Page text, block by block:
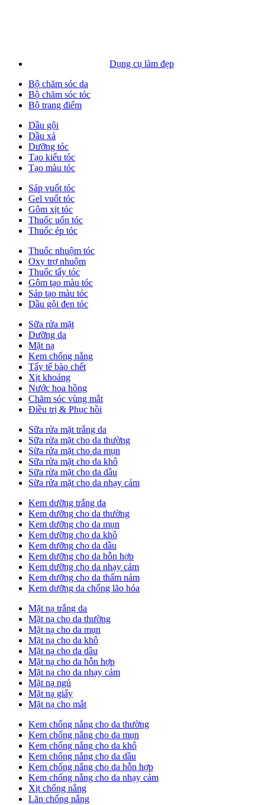
Dụng cụ làm đẹp
Bộ chăm sóc da
Bộ chăm sóc tóc
Bộ trang điểm
Dầu gội
Dầu xả
Dưỡng tóc
Tạo kiểu tóc
Tạo màu tóc
Sáp vuốt tóc
Gel vuốt tóc
Gôm xịt tóc
Thuốc uốn tóc
Thuốc ép tóc
Thuốc nhuộm tóc
Oxy trợ nhuộm
Thuốc tẩy tóc
Gôm tạo màu tóc
Sáp tạo màu tóc
Dầu gội đen tóc
Sữa rửa mặt
Dưỡng da
Mặt nạ
Kem chống nắng
Tẩy tế bào chết
Xịt khoáng
Nước hoa hồng
Chăm sóc vùng mắt
Điều trị & Phục hồi
Sữa rửa mặt trắng da
Sữa rửa mặt cho da thường
Sữa rửa mặt cho da mụn
Sữa rửa mặt cho da khô
Sữa rửa mặt cho da dầu
Sữa rửa mặt cho da nhạy cảm
Kem dưỡng trắng da
Kem dưỡng cho da thường
Kem dưỡng cho da mụn
Kem dưỡng cho da khô
Kem dưỡng cho da dầu
Kem dưỡng cho da hỗn hợp
Kem dưỡng cho da nhạy cảm
Kem dưỡng cho da thấm nám
Kem dưỡng da chống lão hóa
Mặt nạ trắng da
Mặt nạ cho da thường
Mặt nạ cho da mụn
Mặt nạ cho da khô
Mặt nạ cho da dầu
Mặt nạ cho da hỗn hợp
Mặt nạ cho da nhạy cảm
Mặt nạ ngủ
Mặt nạ giấy
Mặt nạ cho mắt
Kem chống nắng cho da thường
Kem chống nắng cho da mụn
Kem chống nắng cho da khô
Kem chống nắng cho da dầu
Kem chống nắng cho da hỗn hợp
Kem chống nắng cho da nhạy cảm
Xịt chống nắng
Lăn chống nắng